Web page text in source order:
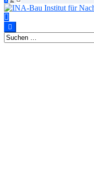
der
Beiträge
Suchen
nach: